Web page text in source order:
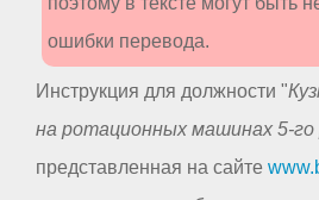
ошибки перевода.
Инструкция для должности "
на ротационных машинах 5-го
представленная на сайте